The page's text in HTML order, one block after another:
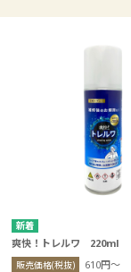
爽快！トレルワ 220ml
販売価格(税抜) 610円〜